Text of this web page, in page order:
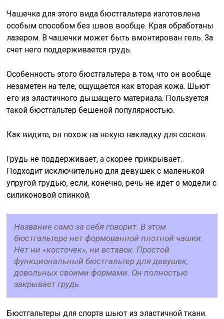
Чашечка для этого вида бюстгальтера изготовлена
особым способом без швов вообще. Края обработаны
лазером. В чашечки может быть вмонтирован гель. За
счет него поддерживается грудь.
Особенность этого бюстгальтера в том, что он вообще
незаметен на теле, ощущается как вторая кожа. Шьют
его из эластичного дышащего материала. Пользуется
такой бюстгальтер бешеной популярностью.
Как видите, он похож на некую накладку для сосков.
Грудь не поддерживает, а скорее прикрывает.
Подходит исключительно для девушек с маленькой
упругой грудью, если, конечно, речь не идет о модели с
силиконовой спинкой.
Название само за себя говорит. В этом
бюстгальтере нет формованной плотной чашки.
Нет ни «косточек», ни вставок. Простой
функциональный бюстгальтер для девушек,
довольных своими формами. Он полностью
закрывает грудь.
Бюстгальтеры для спорта шьют из эластичной ткани.